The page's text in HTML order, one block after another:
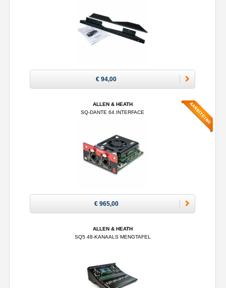
€ 94,00
ALLEN & HEATH
SQ-DANTE 64 INTERFACE
€ 965,00
ALLEN & HEATH
SQ5 48-KANAALS MENGTAFEL